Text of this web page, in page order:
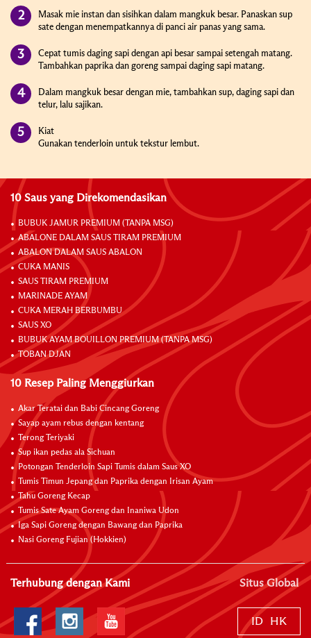
Masak mie instan dan sisihkan dalam mangkuk besar. Panaskan sup
sate dengan menempatkannya di panci air panas yang sama.
Cepat tumis daging sapi dengan api besar sampai setengah matang.
Tambahkan paprika dan goreng sampai daging sapi matang.
Dalam mangkuk besar dengan mie, tambahkan sup, daging sapi dan
telur, lalu sajikan.
Kiat
Gunakan tenderloin untuk tekstur lembut.
10 Saus yang Direkomendasikan
BUBUK JAMUR PREMIUM (TANPA MSG)
ABALONE DALAM SAUS TIRAM PREMIUM
ABALON DALAM SAUS ABALON
CUKA MANIS
SAUS TIRAM PREMIUM
MARINADE AYAM
CUKA MERAH BERBUMBU
SAUS XO
BUBUK AYAM BOUILLON PREMIUM (TANPA MSG)
TOBAN DJAN
10 Resep Paling Menggiurkan
Akar Teratai dan Babi Cincang Goreng
Sayap ayam rebus dengan kentang
Terong Teriyaki
Sup ikan pedas ala Sichuan
Potongan Tenderloin Sapi Tumis dalam Saus XO
Tumis Timun Jepang dan Paprika dengan Irisan Ayam
Tahu Goreng Kecap
Tumis Sate Ayam Goreng dan Inaniwa Udon
Iga Sapi Goreng dengan Bawang dan Paprika
Nasi Goreng Fujian (Hokkien)
Terhubung dengan Kami Situs Global
ID HK